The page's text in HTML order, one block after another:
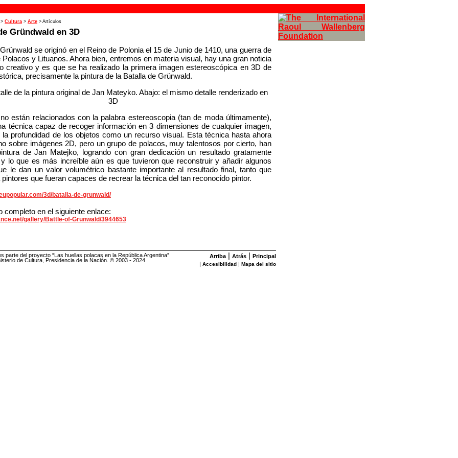
> Cultura > Arte > Artículos
Gründwald en 3D
se originó en el Reino de Polonia el 15 de Junio de 1410, una guerra de
Polacos y Lituanos. Ahora bien, entremos en materia visual, hay una gran noticia
creativo y es que se ha realizado la primera imagen estereoscópica en 3D de
precisamente la pintura de la Batalla de Grünwald.
están relacionados con la palabra estereoscopia (tan de moda últimamente),
técnica capaz de recoger información en 3 dimensiones de cualquier imagen,
la profundidad de los objetos como un recurso visual. Esta técnica hasta ahora
sobre imágenes 2D, pero un grupo de polacos, muy talentosos por cierto, han
de Jan Matejko, logrando con gran dedicación un resultado gratamente
lo que es más increíble aún es que tuvieron que reconstruir y añadir algunos
le dan un valor volumétrico bastante importante al resultado final, tanto que
que fueran capaces de recrear la técnica del tan reconocido pintor.
3d/batalla-de-grunwald/
completo en el siguiente enlace:
gallery/Battle-of-Grunwald/3944653
Arriba| Atrás| Principal
| Accesibilidad| Mapa del sitio
parte del proyecto “Las huellas polacas en la República Argentina”
de Cultura, Presidencia de la Nación. © 2003 - 2024